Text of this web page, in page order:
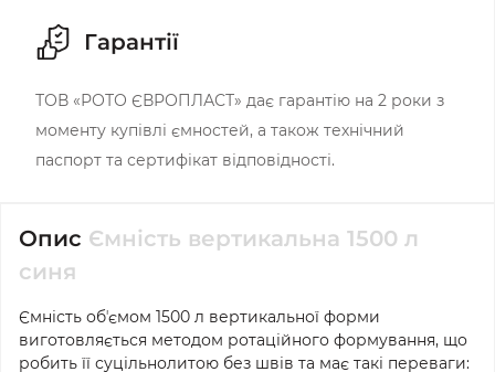
Опис Ємність вертикальна 1500 л
синя
Ємність обʼємом 1500 л вертикальної форми
виготовляється методом ротаційного формування, що
робить її суцільнолитою без швів та має такі переваги:
Гарантії
ТОВ «РОТО ЄВРОПЛАСТ» дає гарантію на 2 роки з
моменту купівлі ємностей, а також технічний
паспорт та сертифікат відповідності.